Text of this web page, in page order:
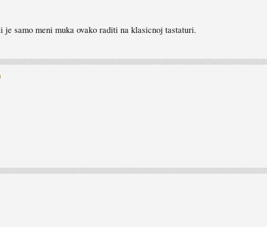
samo meni muka ovako raditi na klasicnoj tastaturi.